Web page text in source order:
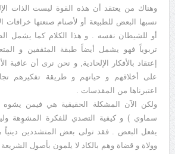
وهناك من يعتقد أن هذه القوة ليست الذات
نسبها البعض للطبيعة أو لأصنام صنعتها خرافات
أو للشيطان نفسه . و هذا الكلام كما يشمل
تربوياً فهو يشمل أيضاً طبقة المثقفين و
إعتقاد بالأفكار الإلحادية, و نحن نرى أن عاقبة
على أخلاقهم و حياتهم و طريقة تفكيرهم
اعتبرناها من المقدسات .
ولكن الآن المشكلة الحقيقية هي فيمن
سماوي ) و كيفية التصدي للفكرة المشوِهة
يفعل البعض . فقد تولى بعض المتشددين دينياً
وولاة و قضاة وهم بالكاد لا يلمون بأصول الشريعة